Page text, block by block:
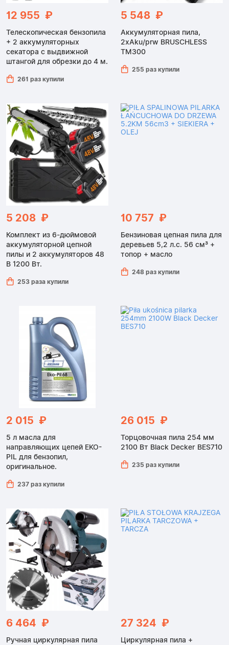
12 955 ₽
Телескопическая бензопила
+ 2 аккумуляторных
секатора с выдвижной
штангой для обрезки до 4 м.
261 раз купили
5 548 ₽
Аккумуляторная пила,
2xAku/prw BRUSCHLESS
TM300
255 раз купили
5 208 ₽
Комплект из 6-дюймовой
аккумуляторной цепной
пилы и 2 аккумуляторов 48
В 1200 Вт.
253 раза купили
10 757 ₽
Бензиновая цепная пила для
деревьев 5,2 л.с. 56 см³ +
топор + масло
248 раз купили
2 015 ₽
5 л масла для
направляющих цепей EKO-
PIL для бензопил,
оригинальное.
237 раз купили
26 015 ₽
Торцовочная пила 254 мм
2100 Вт Black Decker BES710
235 раз купили
6 464 ₽
Ручная циркулярная пила
27 324 ₽
Циркулярная пила +